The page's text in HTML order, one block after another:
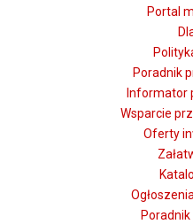
Portal
Poradnik
Informator
Wsparcie
Oferty